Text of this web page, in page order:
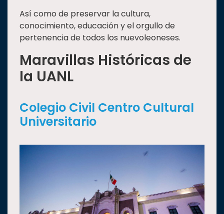
Así como de preservar la cultura,
conocimiento, educación y el orgullo de
pertenencia de todos los nuevoleoneses.
Maravillas Históricas de
la UANL
Colegio Civil Centro Cultural
Universitario